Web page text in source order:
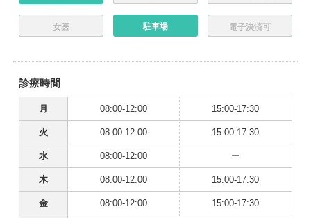
女医 駐車場 電子決済可
診療時間
月 08:00-12:00 15:00-17:30
火 08:00-12:00 15:00-17:30
水 08:00-12:00 ー
木 08:00-12:00 15:00-17:30
金 08:00-12:00 15:00-17:30